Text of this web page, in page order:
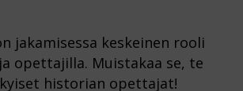
jakamisessa keskeinen rooli
opettajilla. Muistakaa se, te
historian opettajat!